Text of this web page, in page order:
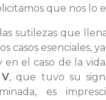
que nos lo
sutilezas que
casos esenciales,
en el caso de la
, que tuvo su
es